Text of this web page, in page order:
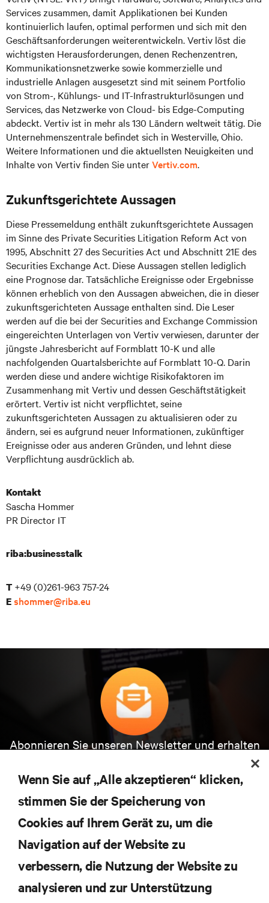
Services zusammen, damit Applikationen bei Kunden
kontinuierlich laufen, optimal performen und sich mit den
Geschäftsanforderungen weiterentwickeln. Vertiv löst die
wichtigsten Herausforderungen, denen Rechenzentren,
Kommunikationsnetzwerke sowie kommerzielle und
industrielle Anlagen ausgesetzt sind mit seinem Portfolio
von Strom-, Kühlungs- und IT-Infrastrukturlösungen und
Services, das Netzwerke von Cloud- bis Edge-Computing
abdeckt. Vertiv ist in mehr als 130 Ländern weltweit tätig. Die
Unternehmenszentrale befindet sich in Westerville, Ohio.
Weitere Informationen und die aktuellsten Neuigkeiten und
Inhalte von Vertiv finden Sie unterVertiv.com.
Zukunftsgerichtete Aussagen
Diese Pressemeldung enthält zukunftsgerichtete Aussagen
im Sinne des Private Securities Litigation Reform Act von
1995, Abschnitt 27 des Securities Act und Abschnitt 21E des
Securities Exchange Act. Diese Aussagen stellen lediglich
eine Prognose dar. Tatsächliche Ereignisse oder Ergebnisse
können erheblich von den Aussagen abweichen, die in dieser
zukunftsgerichteten Aussage enthalten sind. Die Leser
werden auf die bei der Securities and Exchange Commission
eingereichten Unterlagen von Vertiv verwiesen, darunter der
jüngste Jahresbericht auf Formblatt 10-K und alle
nachfolgenden Quartalsberichte auf Formblatt 10-Q. Darin
werden diese und andere wichtige Risikofaktoren im
Zusammenhang mit Vertiv und dessen Geschäftstätigkeit
erörtert. Vertiv ist nicht verpflichtet, seine
zukunftsgerichteten Aussagen zu aktualisieren oder zu
ändern, sei es aufgrund neuer Informationen, zukünftiger
Ereignisse oder aus anderen Gründen, und lehnt diese
Verpflichtung ausdrücklich ab.
Kontakt
Sascha Hommer
PR Director IT
riba:businesstalk
T +49 (0)261-963 757-24
Eshommer@riba.eu
Abonnieren Sie unseren Newsletter und erhalten
Erhalten Sie regelmäßig Updates zu den wichtigsten
Themen der Branche, mit aktuellen Diskussionen
und Einblicken von Experten in das
Rechenzentrums- und Infrastrukturmanagement.
JETZT ANMELDEN
RESSOURCEN
Wenn Sie auf „Alle akzeptieren“ klicken,
stimmen Sie der Speicherung von
Cookies auf Ihrem Gerät zu, um die
Navigation auf der Website zu
verbessern, die Nutzung der Website zu
analysieren und zur Unterstützung